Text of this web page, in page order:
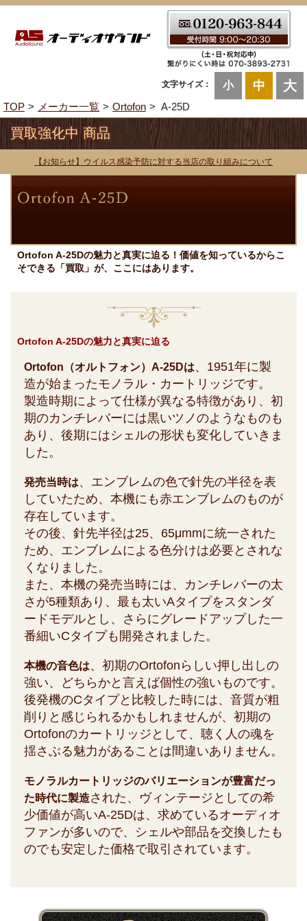
文字サイズ： 小 中 大
TOP メーカー一覧 Ortofon A-25D
買取強化中 商品
【お知らせ】ウイルス感染予防に対する当店の取り組みについて
Ortofon A-25Dの魅力と真実に迫る！価値を知っているからこ
そできる「買取」が、ここにはあります。
Ortofon A-25Dの魅力と真実に迫る
Ortofon（オルトフォン）A-25Dは、1951年に製
造が始まったモノラル・カートリッジです。
製造時期によって仕様が異なる特徴があり、初
期のカンチレバーには黒いツノのようなものも
あり、後期にはシェルの形状も変化していきま
した。
発売当時は、エンブレムの色で針先の半径を表
していたため、本機にも赤エンブレムのものが
存在しています。
その後、針先半径は25、65μmmに統一された
ため、エンブレムによる色分けは必要とされな
くなりました。
また、本機の発売当時には、カンチレバーの太
さが5種類あり、最も太いAタイプをスタンダ
ードモデルとし、さらにグレードアップした一
番細いCタイプも開発されました。
本機の音色は、初期のOrtofonらしい押し出しの
強い、どちらかと言えば個性の強いものです。
後発機のCタイプと比較した時には、音質が粗
削りと感じられるかもしれませんが、初期の
Ortofonのカートリッジとして、聴く人の魂を
揺さぶる魅力があることは間違いありません。
モノラルカートリッジのバリエーションが豊富だっ
た時代に製造された、ヴィンテージとしての希
少価値が高いA-25Dは、求めているオーディオ
ファンが多いので、シェルや部品を交換したも
のでも安定した価格で取引されています。